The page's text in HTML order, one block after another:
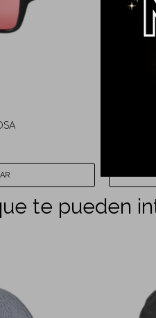
te pueden